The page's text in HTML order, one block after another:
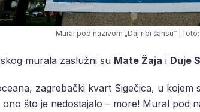
Mural pod nazivom „Daj ribi šansu“ |
murala zaslužni su Mate Žaja i Duje
zagrebački kvart Sigečica, u kojem
što je nedostajalo – more! Mural pod